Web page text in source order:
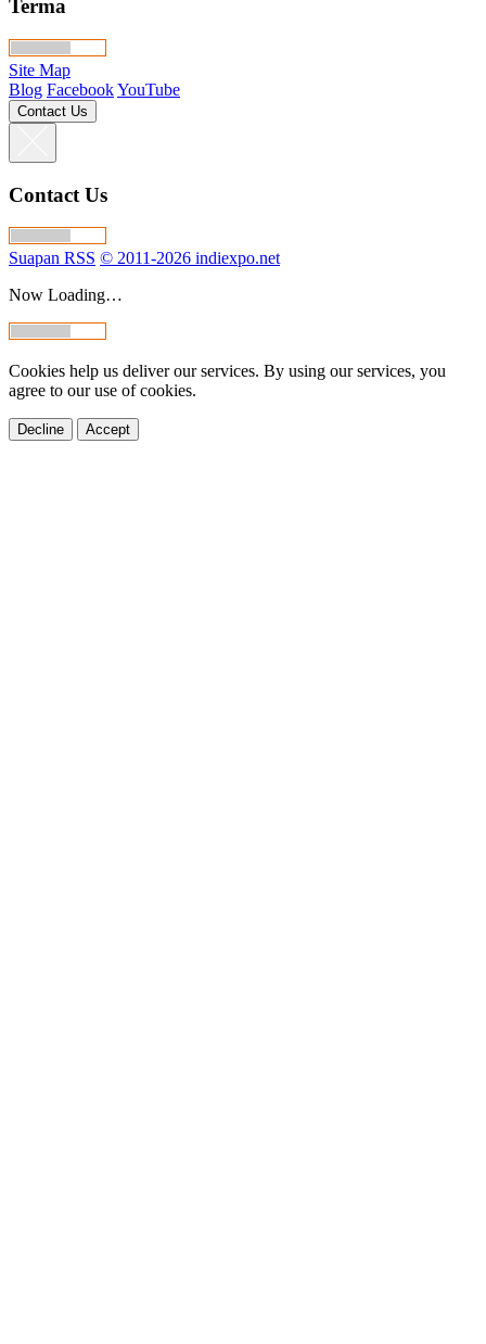
Terma
Site Map
Blog FacebookYouTube
Contact Us
Contact Us
Suapan RSS © 2011-2026 indiexpo.net
Now Loading…
Cookies help us deliver our services. By using our services, you
agree to our use of cookies.
Decline Accept